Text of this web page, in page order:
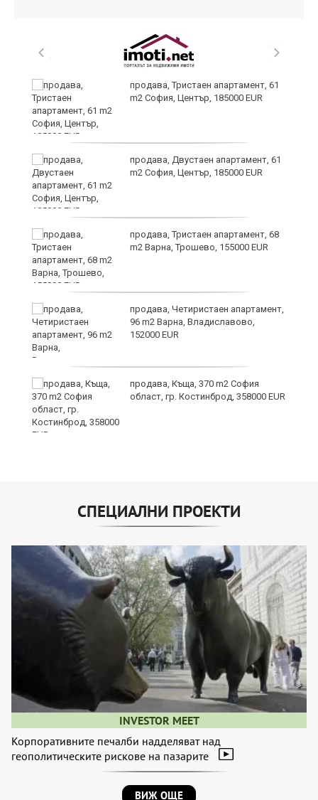
продава, Тристаен апартамент, 61
m2 София, Център, 185000 EUR
продава, Двустаен апартамент, 61
m2 София, Център, 185000 EUR
продава, Тристаен апартамент, 68
m2 Варна, Трошево, 155000 EUR
продава, Четиристаен апартамент,
96 m2 Варна, Владиславово,
152000 EUR
продава, Къща, 370 m2 София
област, гр. Костинброд, 358000 EUR
СПЕЦИАЛНИ ПРОЕКТИ
INVESTOR MEET
Корпоративните печалби надделяват над
геополитическите рискове на пазарите
ВИЖ ОЩЕ